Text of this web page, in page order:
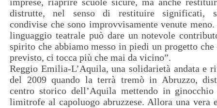
distrutte, nel senso di restituire significati,
condivise che sono improvvisamente venute
linguaggio teatrale può dare un notevole
spirito che abbiamo messo in piedi un progetto che
previsto, ci tocca più che mai da vicino”.
Reggio Emilia-L’Aquila, una solidarietà andata e
del 2009 quando la terrà tremò in Abruzzo,
centro storico dell’Aquila mettendo in
limitrofe al capoluogo abruzzese. Allora una vera